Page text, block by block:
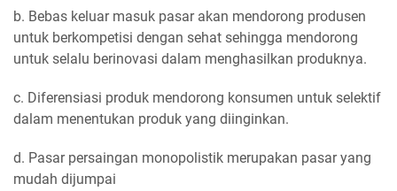
b. Bebas keluar masuk pasar akan mendorong produsen
untuk berkompetisi dengan sehat sehingga mendorong
untuk selalu berinovasi dalam menghasilkan produknya.
c. Diferensiasi produk mendorong konsumen untuk selektif
dalam menentukan produk yang diinginkan.
d. Pasar persaingan monopolistik merupakan pasar yang
mudah dijumpai